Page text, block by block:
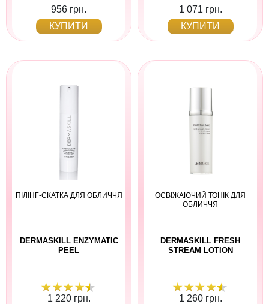
956 грн.
КУПИТИ
1 071 грн.
КУПИТИ
ПІЛІНГ-СКАТКА ДЛЯ ОБЛИЧЧЯ
DERMASKILL ENZYMATIC
PEEL
1 220 грн.
ОСВІЖАЮЧИЙ ТОНІК ДЛЯ
ОБЛИЧЧЯ
DERMASKILL FRESH
STREAM LOTION
1 260 грн.